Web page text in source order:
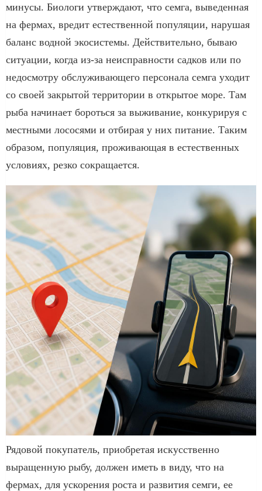
минусы. Биологи утверждают, что семга, выведенная
на фермах, вредит естественной популяции, нарушая
баланс водной экосистемы. Действительно, бываю
ситуации, когда из-за неисправности садков или по
недосмотру обслуживающего персонала семга уходит
со своей закрытой территории в открытое море. Там
рыба начинает бороться за выживание, конкурируя с
местными лососями и отбирая у них питание. Таким
образом, популяция, проживающая в естественных
условиях, резко сокращается.
Рядовой покупатель, приобретая искусственно
выращенную рыбу, должен иметь в виду, что на
фермах, для ускорения роста и развития семги, ее